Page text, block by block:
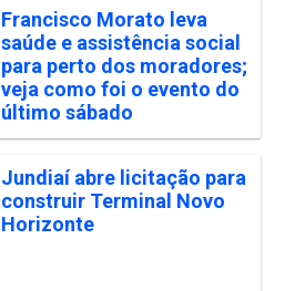
Francisco Morato leva
saúde e assistência social
para perto dos moradores;
veja como foi o evento do
último sábado
Jundiaí abre licitação para
construir Terminal Novo
Horizonte